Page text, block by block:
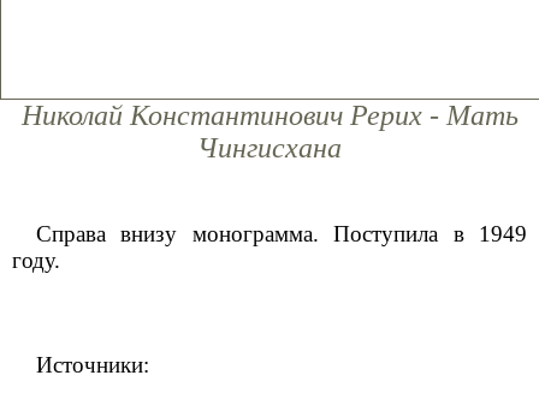
Николай Константинович Рерих - Мать
Чингисхана
Справа внизу монограмма. Поступила в 1949
году.
Источники: